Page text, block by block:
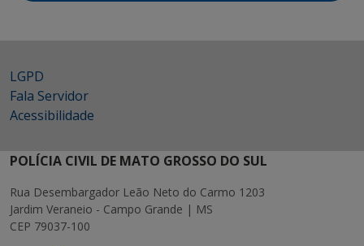
LGPD
Fala Servidor
Acessibilidade
POLÍCIA CIVIL DE MATO GROSSO DO SUL
Rua Desembargador Leão Neto do Carmo 1203
Jardim Veraneio - Campo Grande | MS
CEP 79037-100